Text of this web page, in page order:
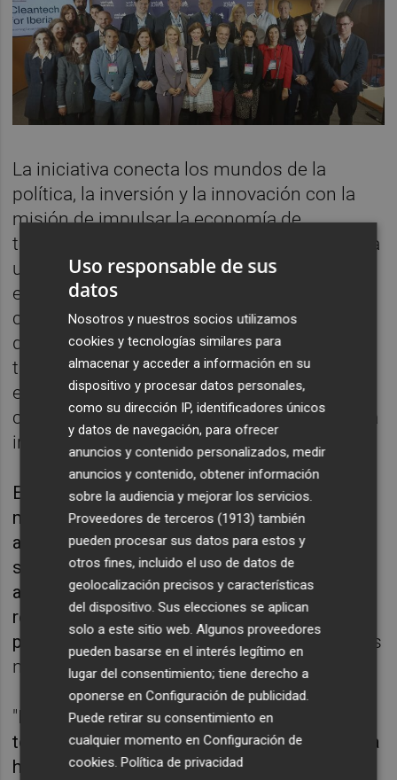
La iniciativa conecta los mundos de la
política, la inversión y la innovación con la
misión de impulsar la economía de
tecnologías limpias en Iberia. Europa afronta
una crisis en diversos ámbitos, con la
energía en su centro. Para abordar desafíos
como la guerra, la inflación y la interrupción
de la cadena de suministro en una era de
turbulencias geopolíticas, las principales
economías globales están inmersas en una
carrera a toda velocidad para implementar la
innovación en tecnologías limpias.
Este lanzamiento marca la eclosión del
movimiento de tecnologías limpias en Iberia,
acelerando así, la implementación de las
soluciones climáticas e industriales más
ambiciosas, forjando un ecosistema que
reúne capital, tecnología y políticas para
permitir el liderazgo industrial cero emisiones
netas
en Iberia.
" Por primera vez, la comunidad de
tecnologías limpias de Iberia se ha unido para
hablar con una sola voz. Marca el comienzo
Uso responsable de sus
datos
Nosotros y nuestros socios utilizamos
cookies y tecnologías similares para
almacenar y acceder a información en su
dispositivo y procesar datos personales,
como su dirección IP, identificadores únicos
y datos de navegación, para ofrecer
anuncios y contenido personalizados, medir
anuncios y contenido, obtener información
sobre la audiencia y mejorar los servicios.
Proveedores de terceros (1913) también
pueden procesar sus datos para estos y
otros fines, incluido el uso de datos de
geolocalización precisos y características
del dispositivo. Sus elecciones se aplican
solo a este sitio web. Algunos proveedores
pueden basarse en el interés legítimo en
lugar del consentimiento; tiene derecho a
oponerse enConfiguración de publicidad
Puede retirar su consentimiento en
cualquier momento enConfiguración de
cookies .Política de privacidad